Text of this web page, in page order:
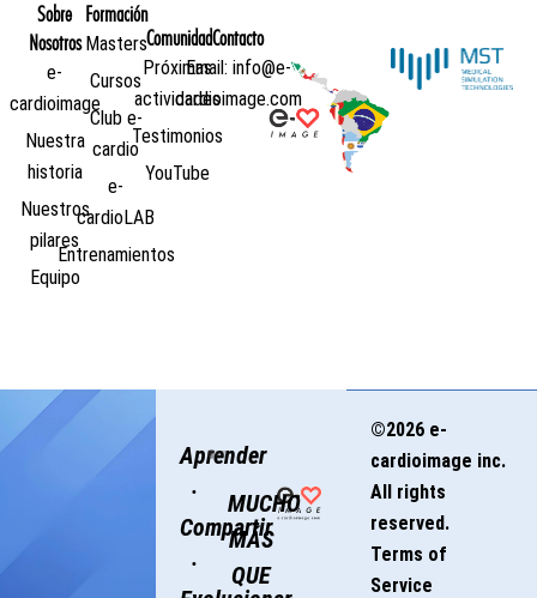
Sobre
Nosotros
e-
cardioimage
Nuestra
historia
Nuestros
pilares
Equipo
Formación
Masters
Cursos
Club e-
cardio
e-
cardioLAB
Entrenamientos
Comunidad
Próximas
actividades
Testimonios
YouTube
Contacto
Email: info@e-
cardioimage.com
Aprender
·
Compartir
·
MUCHO
MÁS
QUE
©2026 e-
cardioimage inc.
All rights
reserved.
Terms of
Service